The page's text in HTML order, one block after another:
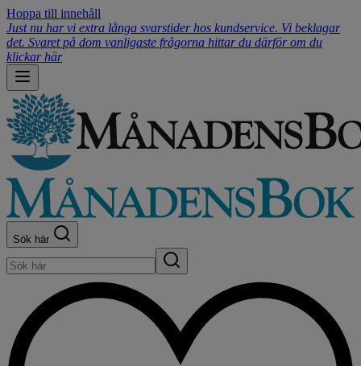
Hoppa till innehåll
Just nu har vi extra långa svarstider hos kundservice. Vi beklagar
det. Svaret på dom vanligaste frågorna hittar du därför om du
klickar här
Sök här